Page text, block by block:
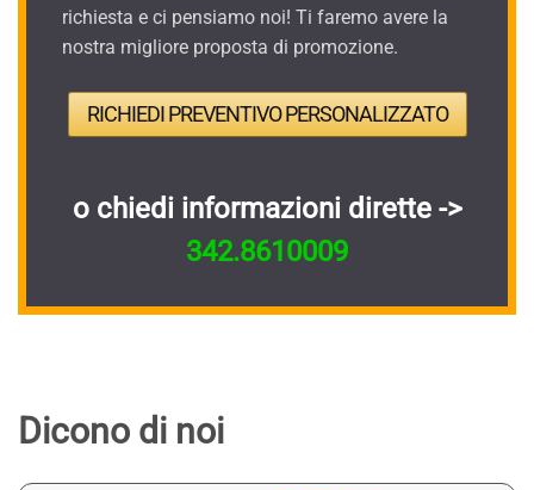
richiesta e ci pensiamo noi! Ti faremo avere la
nostra migliore proposta di promozione.
RICHIEDI PREVENTIVO PERSONALIZZATO
o chiedi informazioni dirette ->
342.8610009
Dicono di noi